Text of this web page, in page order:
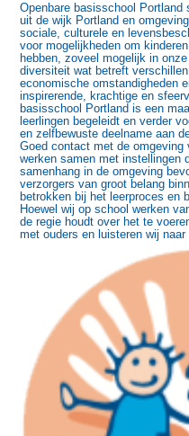
Openbare basisschool Portland
uit de wijk Portland en
sociale, culturele en
voor mogelijkheden om
hebben, zoveel mogelijk in
diversiteit wat betreft
economische omstandigheden
inspirerende, krachtige en
basisschool Portland is een
leerlingen begeleidt en verder
en zelfbewuste deelname aan
Goed contact met de omgeving
werken samen met instellingen
samenhang in de omgeving
verzorgers van groot belang
betrokken bij het leerproces en
Hoewel wij op school werken
de regie houdt over het te
met ouders en luisteren wij